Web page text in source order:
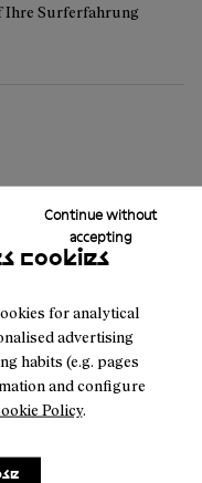
cookies
for analytical
advertising
habits (e.g. pages
and configure
Policy.
Continue without
accepting
Ihre Surferfahrung
finden